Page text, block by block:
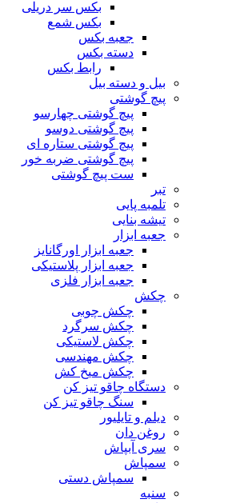
بکس سر دریلی
بکس شمع
جعبه بکس
دسته بکس
رابط بکس
بیل و دسته بیل
پیچ گوشتی
پیچ گوشتی چهارسو
پیچ گوشتی دوسو
پیچ گوشتی ستاره‌ ای
پیچ گوشتی ضربه خور
ست پیچ گوشتی
تبر
تلمبه پایی
تیشه بنایی
جعبه ابزار
جعبه ابزار اورگانایز
جعبه ابزار پلاستیکی
جعبه ابزار فلزی
چکش
چکش چوبی
چکش سرگرد
چکش لاستیکی
چکش مهندسی
چکش میخ کش
دستگاه چاقو تیز کن
سنگ چاقو تیز کن
دیلم و تایلیور
روغن دان
سری آبپاش
سمپاش
سمپاش دستی
سنبه